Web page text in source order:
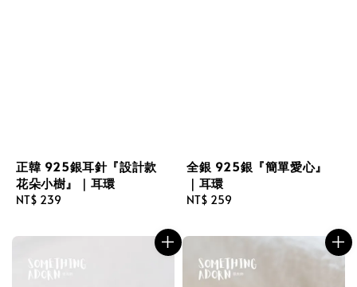
正韓 925銀耳針『設計款
花朵小樹』｜耳環
Regular
NT$ 239
全銀 925銀『簡單愛心』
｜耳環
Regular
NT$ 259